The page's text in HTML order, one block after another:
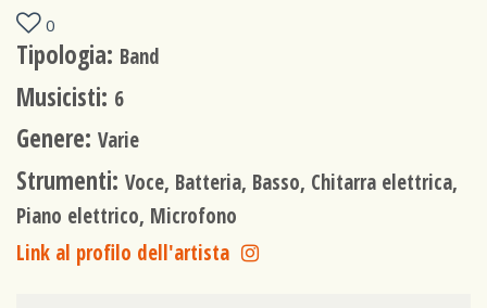
0
Tipologia: Band
Musicisti: 6
Genere: Varie
Strumenti: Voce, Batteria, Basso, Chitarra elettrica,
Piano elettrico, Microfono
Link al profilo dell'artista